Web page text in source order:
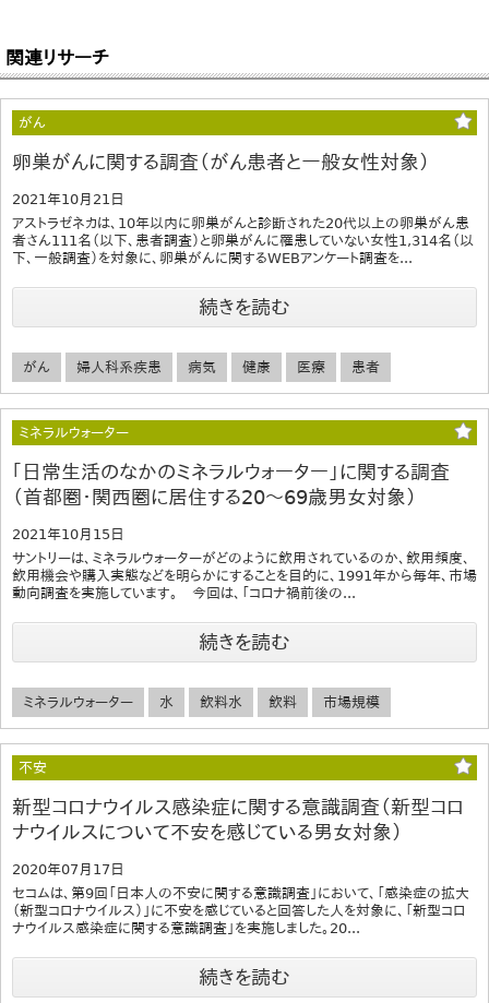
関連リサーチ
がん
卵巣がんに関する調査（がん患者と一般女性対象）
2021年10月21日
アストラゼネカは、10年以内に卵巣がんと診断された20代以上の卵巣がん患
者さん111名（以下、患者調査）と卵巣がんに罹患していない女性1,314名（以
下、一般調査）を対象に、卵巣がんに関するWEBアンケート調査を...
続きを読む
がん 婦人科系疾患 病気 健康 医療 患者
ミネラルウォーター
｢日常生活のなかのミネラルウォーター」に関する調査
（首都圏・関西圏に居住する20～69歳男女対象）
2021年10月15日
サントリーは、ミネラルウォーターがどのように飲用されているのか、飲用頻度、
飲用機会や購入実態などを明らかにすることを目的に、1991年から毎年、市場
動向調査を実施しています。 今回は、「コロナ禍前後の...
続きを読む
ミネラルウォーター 水 飲料水 飲料 市場規模
不安
新型コロナウイルス感染症に関する意識調査（新型コロ
ナウイルスについて不安を感じている男女対象）
2020年07月17日
セコムは、第9回「日本人の不安に関する意識調査」において、「感染症の拡大
（新型コロナウイルス）」に不安を感じていると回答した人を対象に、「新型コロ
ナウイルス感染症に関する意識調査」を実施しました。20...
続きを読む